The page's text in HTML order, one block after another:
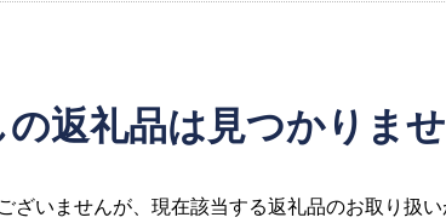
の返礼品は見つかりま
ざいませんが、現在該当する返礼品のお取り扱い